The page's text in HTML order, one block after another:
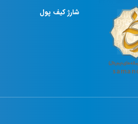
شارژ کیف پول